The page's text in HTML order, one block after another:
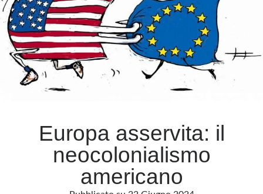
sociale
Europa asservita: il
neocolonialismo
americano